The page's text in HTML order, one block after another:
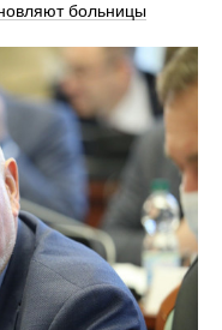
больницы